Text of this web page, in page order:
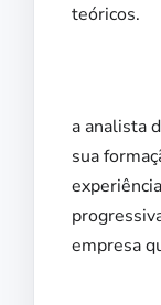
teóricos.
a analista
sua
empresa